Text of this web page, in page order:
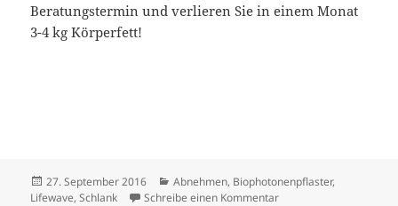
Beratungstermin und verlieren Sie in einem Monat
3-4 kg Körperfett!
Veröffentlicht
am
27. September 2016 Kategorien
Abnehmen, Biophotonenpflaster,
Lifewave,Schlank Schreibe einen Kommentarzu Weg mit dem